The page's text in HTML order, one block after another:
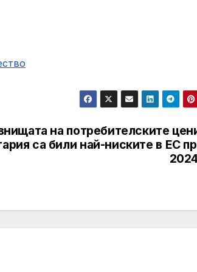
на потребителските
са били най-ниските в ЕС